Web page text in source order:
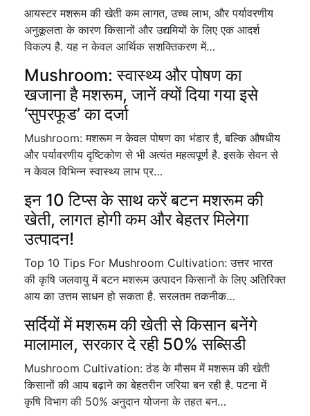
आयस्टर मशरूम की खेती कम लागत, उच्च लाभ, और पर्यावरणीय
अनुकूलता के कारण किसानों और उद्यमियों के लिए एक आदर्श
विकल्प है. यह न केवल आर्थिक सशक्तिकरण में…
Mushroom: स्वास्थ्य और पोषण का
खजाना है मशरूम, जानें क्यों दिया गया इसे
‘सुपरफूड’ का दर्जा
Mushroom: मशरूम न केवल पोषण का भंडार है, बल्कि औषधीय
और पर्यावरणीय दृष्टिकोण से भी अत्यंत महत्वपूर्ण है. इसके सेवन से
न केवल विभिन्न स्वास्थ्य लाभ प्र…
इन 10 टिप्स के साथ करें बटन मशरूम की
खेती, लागत होगी कम और बेहतर मिलेगा
उत्पादन!
Top 10 Tips For Mushroom Cultivation: उत्तर भारत
की कृषि जलवायु में बटन मशरूम उत्पादन किसानों के लिए अतिरिक्त
आय का उत्तम साधन हो सकता है. सरलतम तकनीक…
सर्दियों में मशरूम की खेती से किसान बनेंगे
मालामाल, सरकार दे रही 50% सब्सिडी
Mushroom Cultivation: ठंड के मौसम में मशरूम की खेती
किसानों की आय बढ़ाने का बेहतरीन जरिया बन रही है. पटना में
कृषि विभाग की 50% अनुदान योजना के तहत बन…